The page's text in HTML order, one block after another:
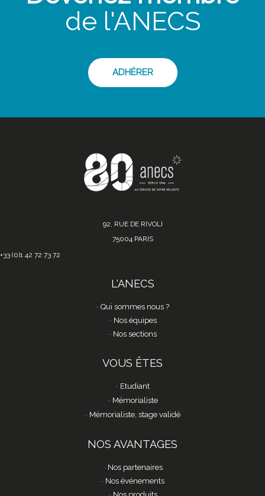
de l'ANECS
ADHÉRER
92, RUE DE RIVOLI
75004 PARIS
+33 (0)1 42 72 73 72
L'ANECS
Qui sommes nous ?
Nos équipes
Nos sections
VOUS ÊTES
Etudiant
Mémorialiste
Mémorialiste, stage validé
NOS AVANTAGES
Nos partenaires
Nos événements